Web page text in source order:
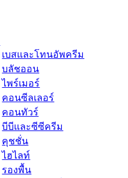
เบสและโทนอัพครีม
บลัชออน
ไพร์เมอร์
คอนซีลเลอร์
คอนทัวร์
บีบีและซีซีครีม
คุชชั่น
ไฮไลท์
รองพื้น